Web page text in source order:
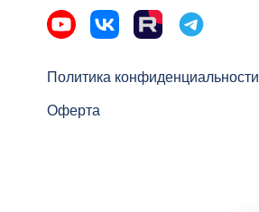
Политика конфиденциальности
Оферта